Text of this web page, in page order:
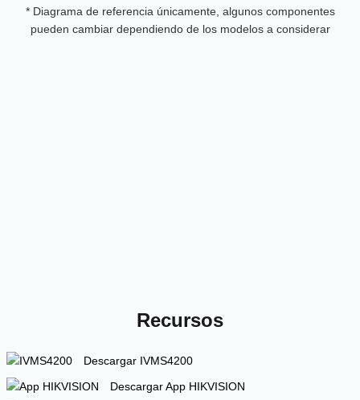
* Diagrama de referencia únicamente, algunos componentes
pueden cambiar dependiendo de los modelos a considerar
Recursos
Descargar IVMS4200
Descargar App HIKVISION